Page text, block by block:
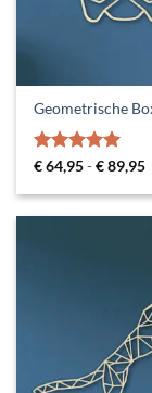
Geometrische
Gewaardeerd
€64,95-€89,95